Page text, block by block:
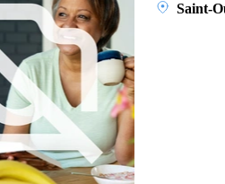
Saint-